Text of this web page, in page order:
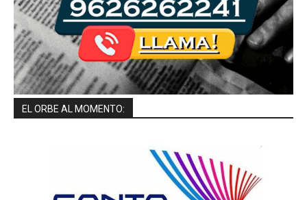
EL ORBE AL MOMENTO: